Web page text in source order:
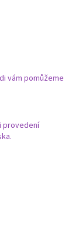
vám pomůžeme
provedení